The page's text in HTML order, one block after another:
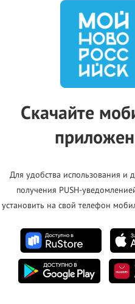
Скачайте
Для удобства использования и
получения PUSH-
установить на свой телефон